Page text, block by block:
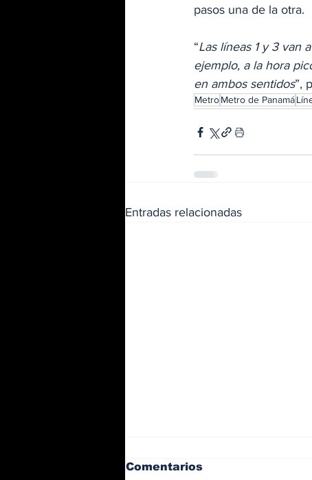
pasos una de la otra.
“Las líneas 1 y 3 van
ejemplo, a la hora
en ambos sentidos”,
MetroMetro de Panamá
Entradas relacionadas
Comentarios